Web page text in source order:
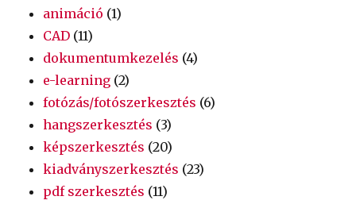
animáció (1)
CAD (11)
dokumentumkezelés (4)
e-learning (2)
fotózás/fotószerkesztés (6)
hangszerkesztés (3)
képszerkesztés (20)
kiadványszerkesztés (23)
pdf szerkesztés (11)